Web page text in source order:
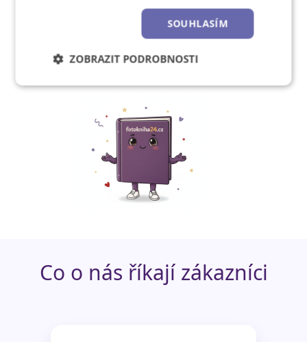
Zjistěte více!
Co o nás říkají zákazníci
SOUHLASÍM
ZOBRAZIT PODROBNOSTI
Nezbytně
Výkonové
Soubory
Funkční soubory
Nezařazené
soubory